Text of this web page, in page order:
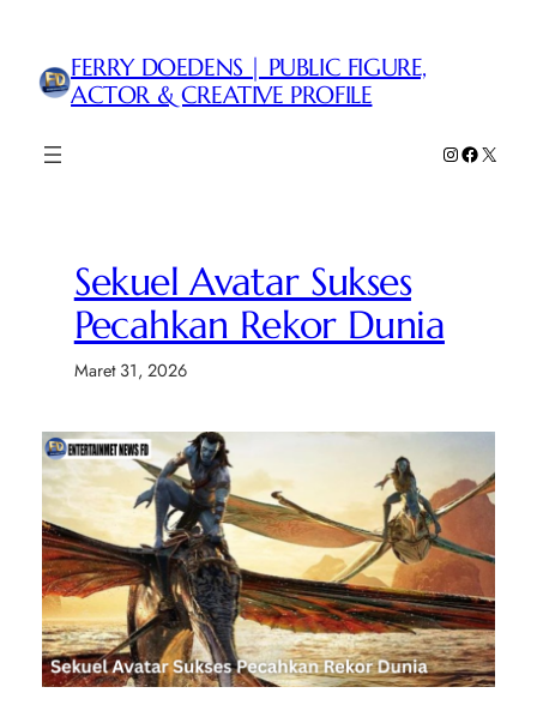
konten
FERRY DOEDENS | PUBLIC FIGURE,
ACTOR & CREATIVE PROFILE
Instagram
Facebook
X
Sekuel Avatar Sukses
Pecahkan Rekor Dunia
Maret 31, 2026